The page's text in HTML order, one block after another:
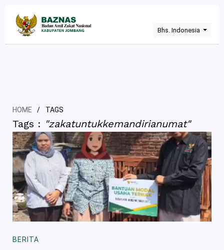
Bhs. Indonesia
HOME TAGS
Tags : "zakatuntukkemandirianumat"
BERITA